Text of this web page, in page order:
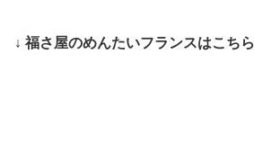
↓ 福さ屋のめんたいフランスはこちら